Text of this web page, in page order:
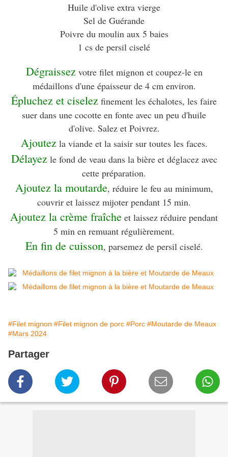
Huile d'olive extra vierge
Sel de Guérande
Poivre du moulin aux 5 baies
1 cs de persil ciselé
Dégraissezvotre filet mignon et coupez-le en
médaillons d'une épaisseur de 4 cm environ.
Épluchez et ciselez finement les échalotes, les faire
suer dans une cocotte en fonte avec un peu d'huile
d'olive. Salez et Poivrez.
Ajoutezla viande et la saisir sur toutes les faces.
Délayezle fond de veau dans la bière et déglacez avec
cette préparation.
Ajoutez la moutarde, réduire le feu au minimum,
couvrir et laissez mijoter pendant 15 min.
Ajoutez la crème fraîche et laissez réduire pendant
5 min en remuant régulièrement.
En fin de cuisson, parsemez de persil ciselé.
#Filet mignon #Filet mignon de porc #Porc #Moutarde de Meaux
#Mars 2024
Partager